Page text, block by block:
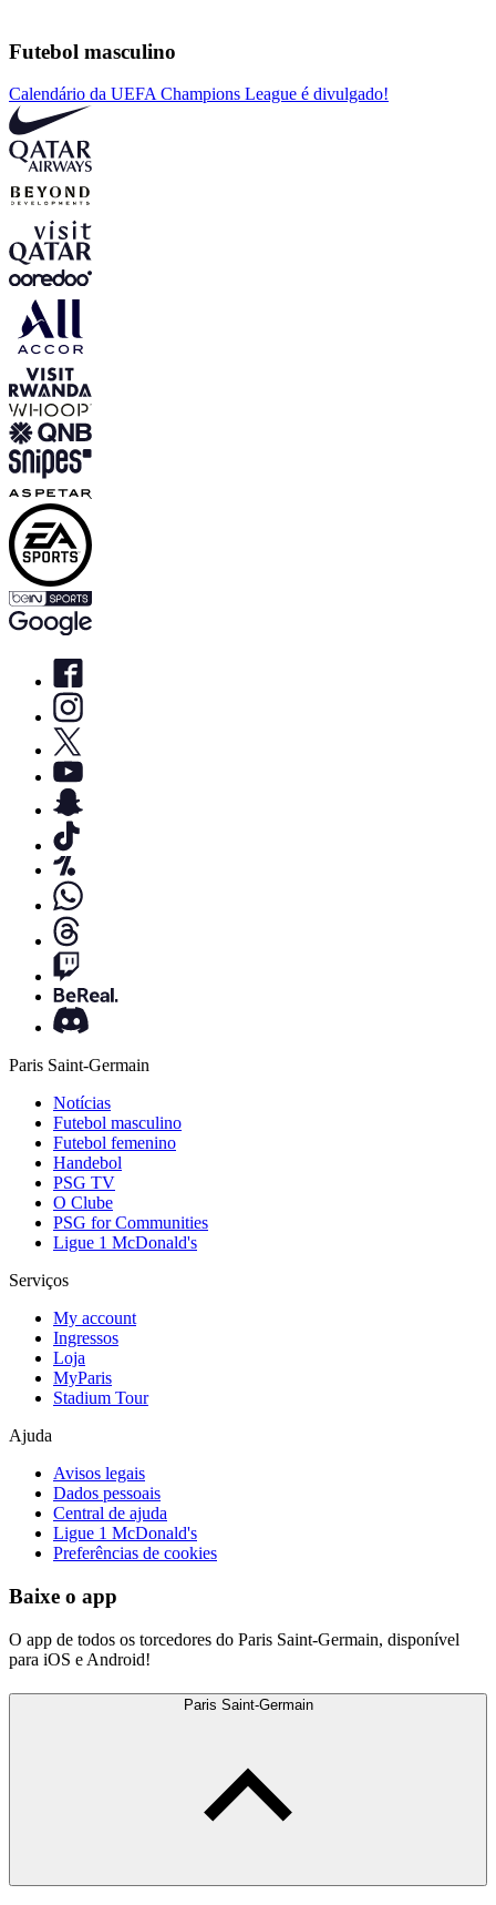
Futebol masculino
Calendário da UEFA Champions League é divulgado!
Paris Saint-Germain
Notícias
Futebol masculino
Futebol femenino
Handebol
PSG TV
O Clube
PSG for Communities
Ligue 1 McDonald's
Serviços
My account
Ingressos
Loja
MyParis
Stadium Tour
Ajuda
Avisos legais
Dados pessoais
Central de ajuda
Ligue 1 McDonald's
Preferências de cookies
Baixe o app
O app de todos os torcedores do Paris Saint-Germain, disponível
para iOS e Android!
Paris Saint-Germain